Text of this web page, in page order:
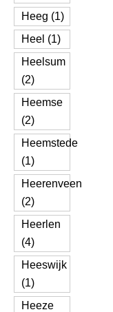
Heeg (1)
Heel (1)
Heelsum
(2)
Heemse
(2)
Heemstede
(1)
Heerenveen
(2)
Heerlen
(4)
Heeswijk
(1)
Heeze